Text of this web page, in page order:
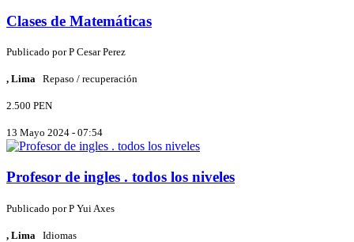
Clases de Matemáticas
Publicado porP Cesar Perez
, Lima Repaso / recuperación
2.500 PEN
13 Mayo 2024 - 07:54
Profesor de ingles . todos los niveles
Publicado porP Yui Axes
, Lima Idiomas